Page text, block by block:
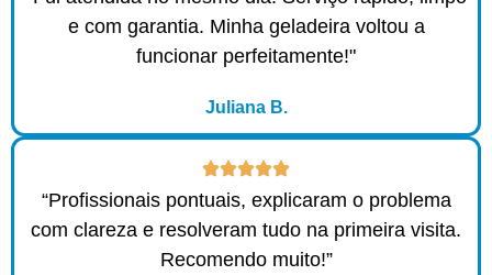
e com garantia. Minha geladeira voltou a
funcionar perfeitamente!"
Juliana B.
“Profissionais pontuais, explicaram o problema
com clareza e resolveram tudo na primeira visita.
Recomendo muito!”